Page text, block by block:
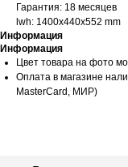
Гарантия: 18 месяцев
lwh: 1400x440x552 mm
Информация
Информация
Цвет товара на фото
Оплата в магазине
MasterCard, МИР)